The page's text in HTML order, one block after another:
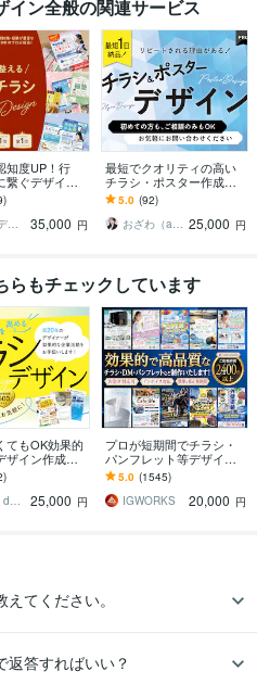
利用して高品質なHPを制作します
イン全般の関連サービス
知度UP！行
繋ぐデザイン
をパッと見て
ン！歴20年
ナーが担当
ユックデザイン｜YUKKU Design
35,000 円
最短でクオリティの高い
チラシ・ポスター作成し
ます オプション利用で最
短＜1日＞の納品も！
5.0 (92)
おざわ（aodesign lab） 25,000 円
らもチェックしています
てもOK効果的
ザイン作成し
ザイナーが洗
インと構成
を高めます
kaoriya design｜デザイナー
25,000 円
プロが短期間でチラシ・
パンフレット等デザイン
します 名刺、ショップカ
ード、DMなど印刷物なら
何でも対応可能です
5.0 (1545)
IGWORKS
20,000 円
てください。
返答すればいい？